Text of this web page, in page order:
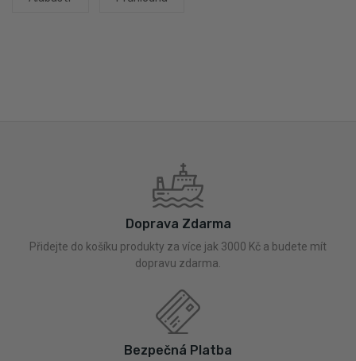
Doprava Zdarma
Přidejte do košíku produkty za více jak 3000 Kč a budete mít
dopravu zdarma.
Bezpečná Platba